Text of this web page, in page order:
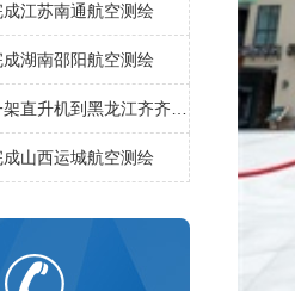
江苏南通航空测绘
湖南邵阳航空测绘
山西运城航空测绘